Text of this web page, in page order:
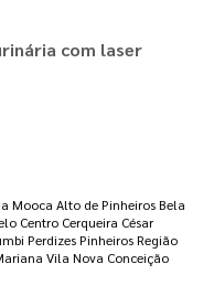
com laser
Mooca Alto de Pinheiros Bela
Centro Cerqueira César
Perdizes Pinheiros Região
Vila Nova Conceição